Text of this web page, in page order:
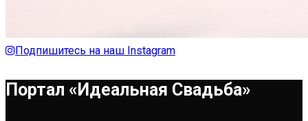
Подпишитесь на наш Instagram
Портал «Идеальная Свадьба»